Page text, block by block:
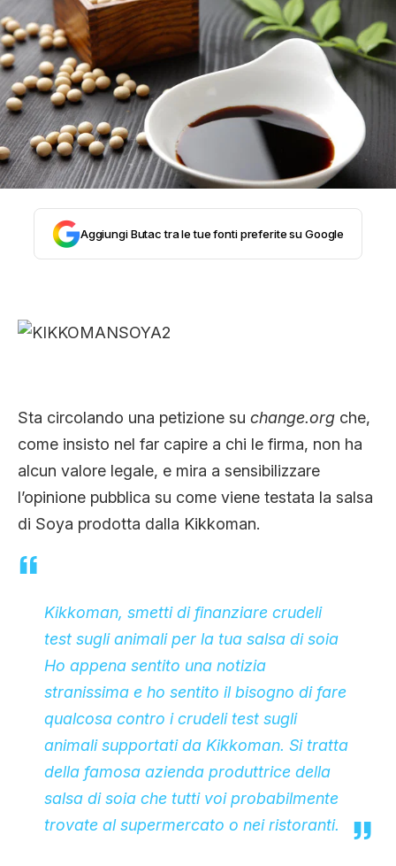
STORIA E CITAZIONI
INTRATTENIMENTO
COMPLOTTI, LEGGENDE URBANE ED
EVERGREEN
CLIMA ED ENERGIA
CONTATTI
Aggiungi Butac tra le tue fonti preferite su Google
Sta circolando una petizione su change.org che,
come insisto nel far capire a chi le firma, non ha
alcun valore legale, e mira a sensibilizzare
l’opinione pubblica su come viene testata la salsa
di Soya prodotta dalla Kikkoman.
Kikkoman, smetti di finanziare crudeli
test sugli animali per la tua salsa di soia
Ho appena sentito una notizia
stranissima e ho sentito il bisogno di fare
qualcosa contro i crudeli test sugli
animali supportati da Kikkoman. Si tratta
della famosa azienda produttrice della
salsa di soia che tutti voi probabilmente
trovate al supermercato o nei ristoranti.